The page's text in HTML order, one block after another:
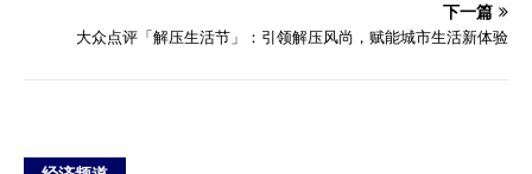
下一篇
大众点评「解压生活节」：引领解压风尚，赋能城市生活新体验